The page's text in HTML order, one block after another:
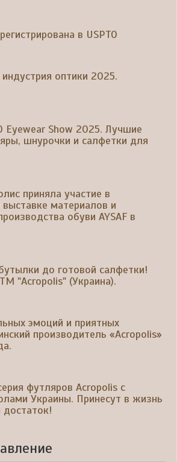
в USPTO
оптики 2025.
Eyewear Show 2025. Лучшие
шнурочки и салфетки для
приняла участие в
материалов и
обуви AYSAF в
до готовой салфетки!
"Acropolis" (Украина).
эмоций и приятных
производитель «Acropolis»
футляров Acropolis с
Украины. Принесут в жизнь
достаток!